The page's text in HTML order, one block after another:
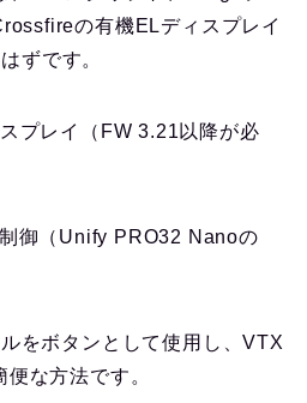
の有機ELディスプレイ
ずです。
プレイ（FW 3.21以降が必
御（Unify PRO32 Nanoの
をボタンとして使用し、VTX
な方法です。